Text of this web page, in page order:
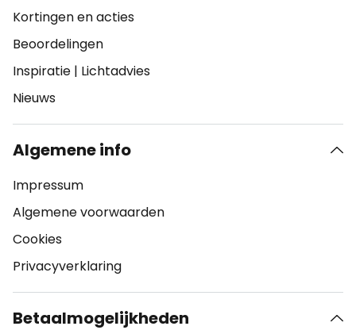
Kortingen en acties
Beoordelingen
Inspiratie | Lichtadvies
Nieuws
Algemene info
Impressum
Algemene voorwaarden
Cookies
Privacyverklaring
Betaalmogelijkheden